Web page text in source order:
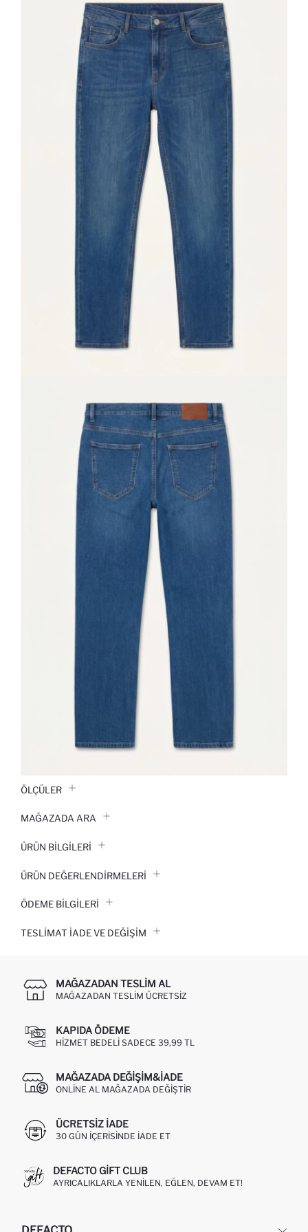
ÖLÇÜLER
MAĞAZADA ARA
ÜRÜN BILGILERI
ÜRÜN DEĞERLENDİRMELERİ
ÖDEME BİLGİLERİ
TESLIMAT İADE VE DEĞIŞIM
MAĞAZADAN TESLIM AL
MAĞAZADAN TESLIM ÜCRETSIZ
KAPIDA ÖDEME
HIZMET BEDELI SADECE 39,99 TL
MAĞAZADA DEĞIŞIM&İADE
ONLINE AL MAĞAZADA DEĞIŞTIR
ÜCRETSIZ IADE
30 GÜN IÇERISINDE IADE ET
DEFACTO GIFT CLUB
AYRICALIKLARLA YENILEN, EĞLEN, DEVAM ET!